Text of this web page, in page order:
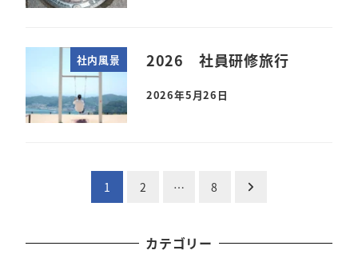
社内風景 2026 社員研修旅行
2026年5月26日
の
1 2 … 8
カテゴリー